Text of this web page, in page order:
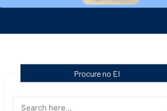
Procure no EI